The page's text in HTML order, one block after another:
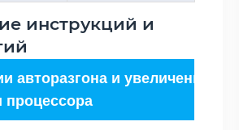
инструкций и
авторазгона и увеличения
процессора